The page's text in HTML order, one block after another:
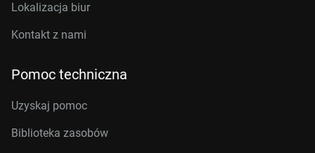
Lokalizacja biur
Kontakt z nami
Pomoc techniczna
Uzyskaj pomoc
Biblioteka zasobów